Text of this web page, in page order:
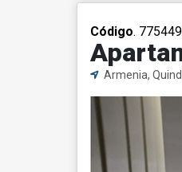
Código.
Armenia,